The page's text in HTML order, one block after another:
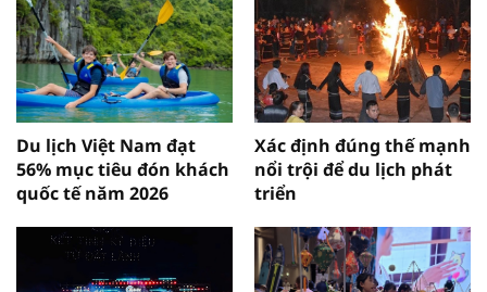
Du lịch Việt Nam đạt
56% mục tiêu đón khách
quốc tế năm 2026
Xác định đúng thế mạnh
nổi trội để du lịch phát
triển